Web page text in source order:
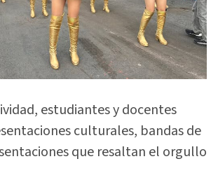
estudiantes y docentes
culturales, bandas de
que resaltan el orgullo